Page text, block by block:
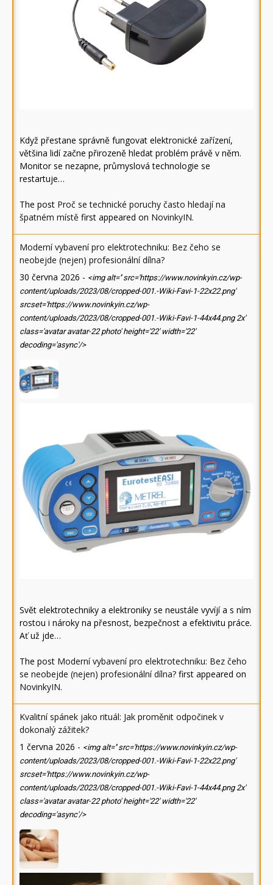
Když přestane správně fungovat elektronické zařízení,
většina lidí začne přirozeně hledat problém právě v něm.
Monitor se nezapne, průmyslová technologie se
restartuje…
The post Proč se technické poruchy často hledají na
špatném místě first appeared on NovinkyIN.
Moderní vybavení pro elektrotechniku: Bez čeho se
neobejde (nejen) profesionální dílna?
30 června 2026 - <img alt='' src='https://www.novinkyin.cz/wp-
content/uploads/2023/08/cropped-001.-Wiki-Favi-1-22x22.png'
srcset='https://www.novinkyin.cz/wp-
content/uploads/2023/08/cropped-001.-Wiki-Favi-1-44x44.png 2x'
class='avatar avatar-22 photo' height='22' width='22'
decoding='async'/>
Svět elektrotechniky a elektroniky se neustále vyvíjí a s ním
rostou i nároky na přesnost, bezpečnost a efektivitu práce.
Ať už jde…
The post Moderní vybavení pro elektrotechniku: Bez čeho
se neobejde (nejen) profesionální dílna? first appeared on
NovinkyIN.
Kvalitní spánek jako rituál: Jak proměnit odpočinek v
dokonalý zážitek?
1 června 2026 - <img alt='' src='https://www.novinkyin.cz/wp-
content/uploads/2023/08/cropped-001.-Wiki-Favi-1-22x22.png'
srcset='https://www.novinkyin.cz/wp-
content/uploads/2023/08/cropped-001.-Wiki-Favi-1-44x44.png 2x'
class='avatar avatar-22 photo' height='22' width='22'
decoding='async'/>